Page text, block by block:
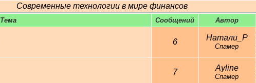
Современные технологии в мире финансов
Тема Cообщений Автор
6 Натали_Р
Спамер
7 Ayline
Спамер